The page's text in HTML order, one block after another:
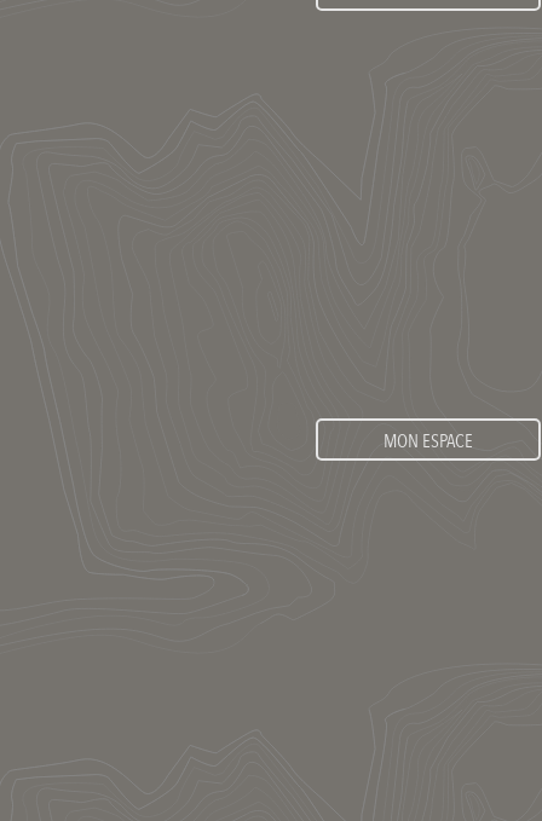
MON ESPACE